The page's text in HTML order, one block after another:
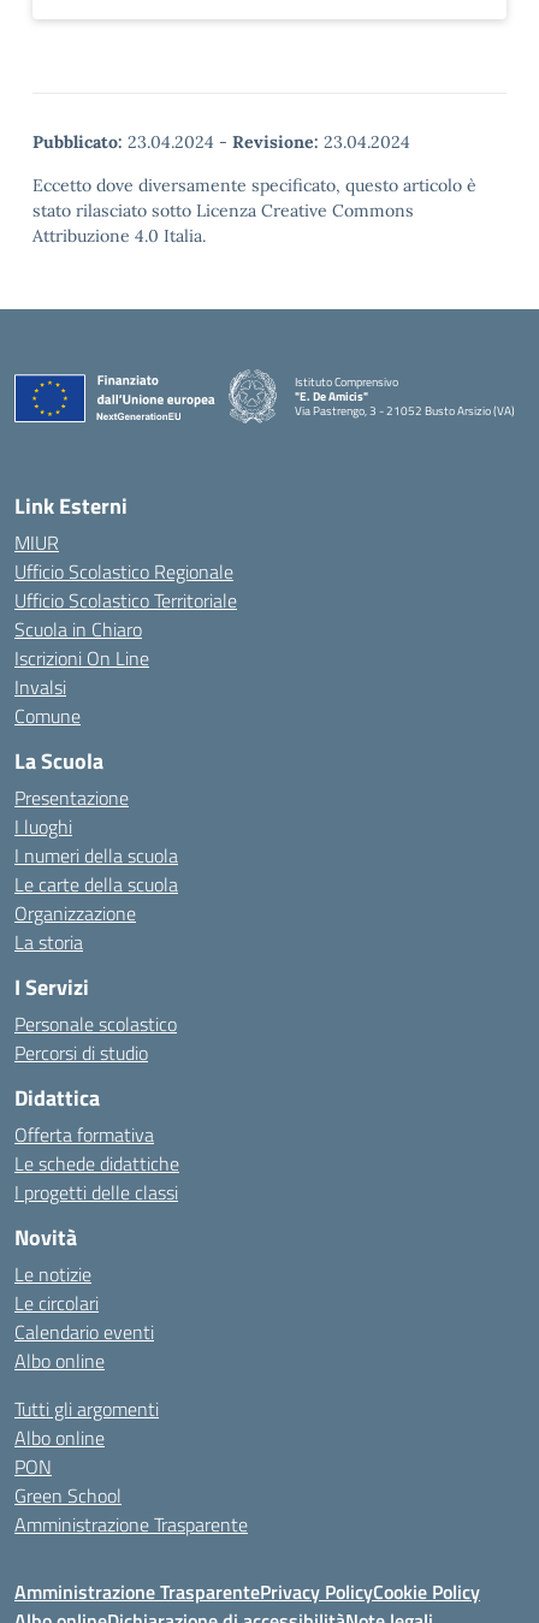
Pubblicato: 23.04.2024 - Revisione: 23.04.2024
Eccetto dove diversamente specificato, questo articolo è
stato rilasciato sotto Licenza Creative Commons
Attribuzione 4.0 Italia.
Istituto Comprensivo
"E. De Amicis"
Via Pastrengo, 3 - 21052 Busto Arsizio (VA)
Link Esterni
MIUR
Ufficio Scolastico Regionale
Ufficio Scolastico Territoriale
Scuola in Chiaro
Iscrizioni On Line
Invalsi
Comune
La Scuola
Presentazione
I luoghi
I numeri della scuola
Le carte della scuola
Organizzazione
La storia
I Servizi
Personale scolastico
Percorsi di studio
Didattica
Offerta formativa
Le schede didattiche
I progetti delle classi
Novità
Le notizie
Le circolari
Calendario eventi
Albo online
Tutti gli argomenti
Albo online
PON
Green School
Amministrazione Trasparente
Amministrazione TrasparentePrivacy PolicyCookie Policy